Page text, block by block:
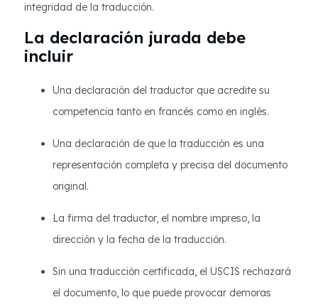
integridad de la traducción.
La declaración jurada debe
incluir
Una declaración del traductor que acredite su
competencia tanto en francés como en inglés.
Una declaración de que la traducción es una
representación completa y precisa del documento
original.
La firma del traductor, el nombre impreso, la
dirección y la fecha de la traducción.
Sin una traducción certificada, el USCIS rechazará
el documento, lo que puede provocar demoras